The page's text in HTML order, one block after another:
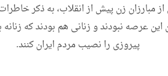
از مبارزان زن پیش از انقلاب، به ذکر
این عرصه نبودند و زنانی هم بودند که
پیروزی را نصیب مردم ایران کنند.